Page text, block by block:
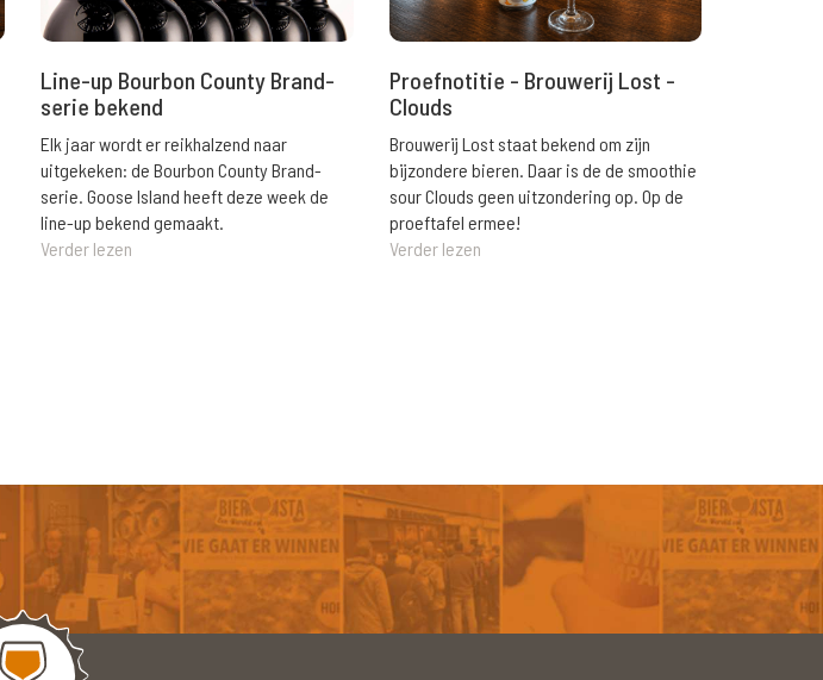
Line-up Bourbon County Brand-
serie bekend
Elk jaar wordt er reikhalzend naar
uitgekeken: de Bourbon County Brand-
serie. Goose Island heeft deze week de
line-up bekend gemaakt.
Verder lezen
Proefnotitie - Brouwerij Lost -
Clouds
Brouwerij Lost staat bekend om zijn
bijzondere bieren. Daar is de de smoothie
sour Clouds geen uitzondering op. Op de
proeftafel ermee!
Verder lezen